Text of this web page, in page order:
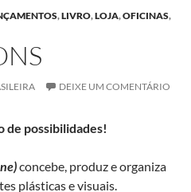
,LIVRO,LOJA,OFICINAS,
DEIXE UM COMENTÁRIO
de possibilidades!
concebe, produz e organiza
plásticas e visuais.